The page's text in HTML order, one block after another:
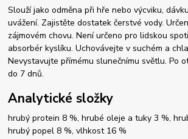
Slouží jako odměna při hře nebo výcviku,
uvážení. Zajistěte dostatek čerstvé vody.
zájmovém chovu. Není určeno pro lidskou
absorbér kyslíku. Uchovávejte v suchém a
Nevystavujte přímému slunečnímu světlu. Po
do 7 dnů.
Analytické složky
hrubý protein 8 %, hrubé oleje a tuky 3 %,
hrubý popel 8 %, vlhkost 16 %